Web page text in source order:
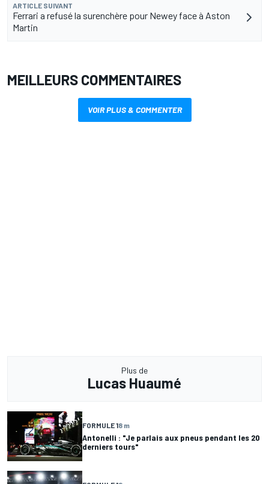
ARTICLE SUIVANT
Ferrari a refusé la surenchère pour Newey face à Aston
Martin
MEILLEURS COMMENTAIRES
VOIR PLUS & COMMENTER
Plus de
Lucas Huaumé
FORMULE 18 m
Antonelli : "Je parlais aux pneus pendant les 20
derniers tours"